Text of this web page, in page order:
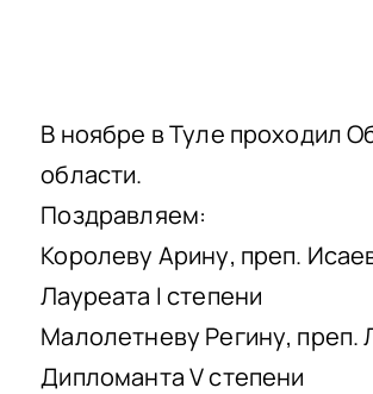
В ноябре в Туле проходил
области.
Поздравляем:
Королеву Арину, преп.
Лауреата I степени
Малолетневу Регину,
Дипломанта V степени